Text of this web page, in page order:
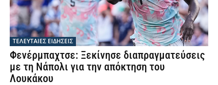
ΤΕΛΕΥΤΑΙΕΣ ΕΙΔΗΣΕΙΣ
Φενέρμπαχτσε: Ξεκίνησε διαπραγματεύσεις
με τη Νάπολι για την απόκτηση του
Λουκάκου